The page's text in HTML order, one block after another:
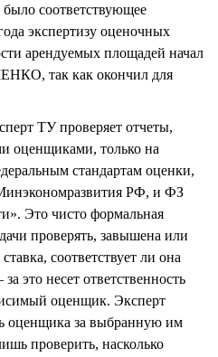
соответствующее
экспертизу оценочных
арендуемых площадей начал
так как окончил для
ТУ проверяет отчеты,
оценщиками, только на
стандартам оценки,
РФ, и ФЗ
Это чисто формальная
проверять, завышена или
соответствует ли она
это несет ответственность
оценщик. Эксперт
оценщика за выбранную им
проверить, насколько